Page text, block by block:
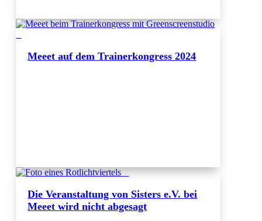
Meeet auf dem Trainerkongress 2024
Die Veranstaltung von Sisters e.V. bei
Meeet wird nicht abgesagt